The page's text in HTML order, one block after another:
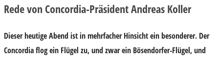
Rede von Concordia-Präsident Andreas Koller
Dieser heutige Abend ist in mehrfacher Hinsicht ein besonderer. Der
Concordia flog ein Flügel zu, und zwar ein Bösendorfer-Flügel, und